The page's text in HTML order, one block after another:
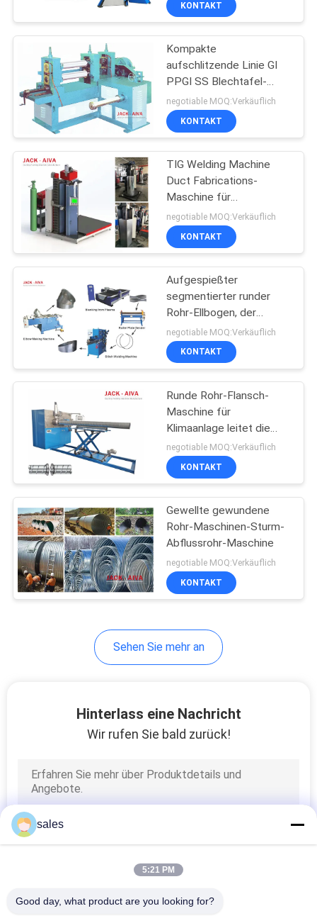
Flexible Rohr-
Maschine
13
Rechteckiger Kanal
Fertigung Coil Line
Rechteckkanal-
Fertigungsmaschine
Spiralfalzmaschine
Rundrohr-
Bogenmaschine
KONTAKT
Kompakte
aufschlitzende Linie GI
PPGI SS Blechtafel-
Maschinerie Stunden-
zyklischer Blockprüfung
negotiable MOQ:Verkäuflich
KONTAKT
TIG Welding Machine
Duct Fabrications-
Maschine für
Lufteinlass-Längsnaht
negotiable MOQ:Verkäuflich
KONTAKT
Aufgespießter
segmentierter runder
Rohr-Ellbogen, der
Maschine herstellt
negotiable MOQ:Verkäuflich
KONTAKT
Runde Rohr-Flansch-
Maschine für
Klimaanlage leitet die
Ausstattung
negotiable MOQ:Verkäuflich
KONTAKT
Gewellte gewundene
Rohr-Maschinen-Sturm-
Abflussrohr-Maschine
negotiable MOQ:Verkäuflich
KONTAKT
Sehen Sie mehr an
Hinterlass eine Nachricht
Wir rufen Sie bald zurück!
sales
5:21 PM
Good day, what product are you looking for?